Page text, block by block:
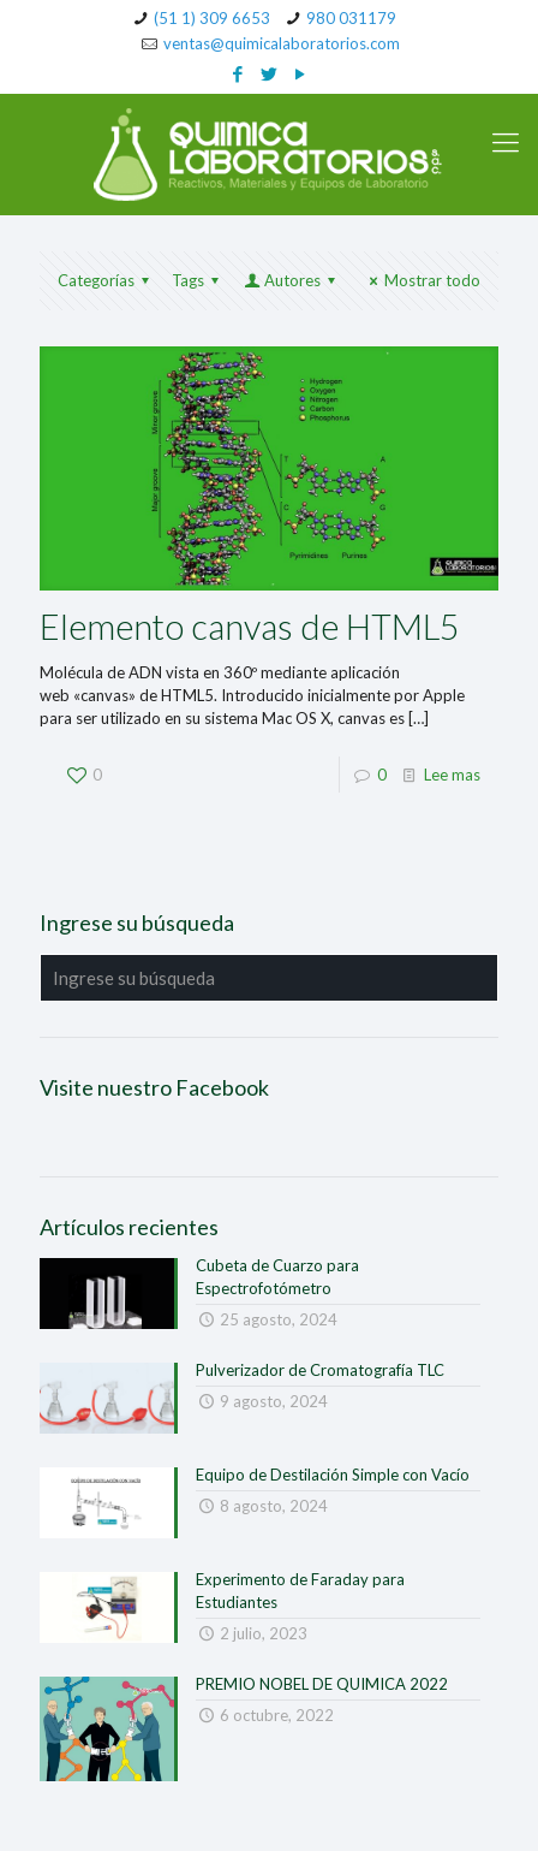
(51 1) 309 6653
980 031179
ventas@quimicalaboratorios.com
Categorías Tags Autores Mostrar todo
Elemento canvas de HTML5
Molécula de ADN vista en 360º mediante aplicación
web «canvas» de HTML5. Introducido inicialmente por Apple
para ser utilizado en su sistema Mac OS X, canvas es […]
0 0 Lee mas
Ingrese su búsqueda
Visite nuestro Facebook
Artículos recientes
Cubeta de Cuarzo para
Espectrofotómetro
25 agosto, 2024
Pulverizador de Cromatografía TLC
9 agosto, 2024
Equipo de Destilación Simple con Vacío
8 agosto, 2024
Experimento de Faraday para
Estudiantes
2 julio, 2023
PREMIO NOBEL DE QUIMICA 2022
6 octubre, 2022